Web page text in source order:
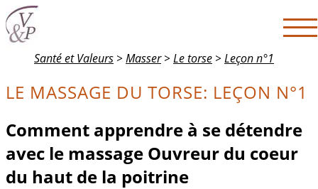
Santé et Valeurs > Masser> Le torse > Leçon n°1
LE MASSAGE DU TORSE: LEÇON N°1
Comment apprendre à se détendre
avec le massage Ouvreur du coeur
du haut de la poitrine